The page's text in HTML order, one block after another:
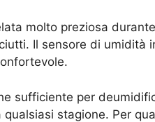
molto preziosa
Il sensore di
sufficiente per
stagione. Per